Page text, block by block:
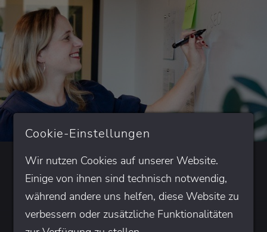
Das sagen unsereKunden über
uns
Cookie-Einstellungen
Wir nutzen Cookies auf unserer Website.
Einige von ihnen sind technisch notwendig,
während andere uns helfen, diese Website zu
verbessern oder zusätzliche Funktionalitäten